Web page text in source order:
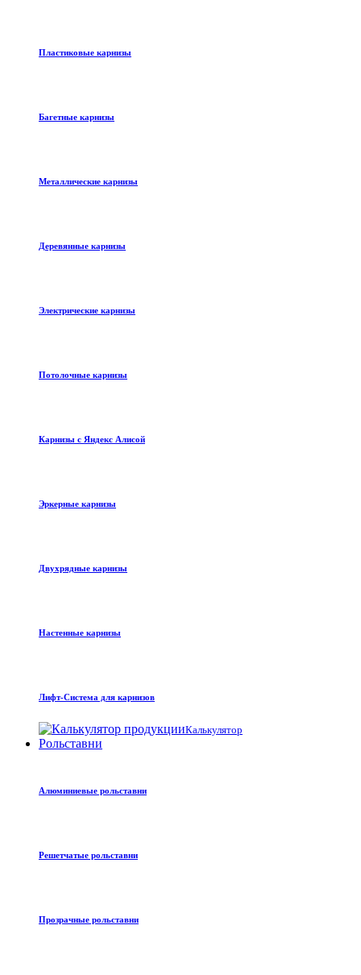
Пластиковые карнизы
Багетные карнизы
Металлические карнизы
Деревянные карнизы
Электрические карнизы
Потолочные карнизы
Карнизы с Яндекс Алисой
Эркерные карнизы
Двухрядные карнизы
Настенные карнизы
Лифт-Система для карнизов
Калькулятор
Рольставни
Алюминиевые рольставни
Решетчатые рольставни
Прозрачные рольставни